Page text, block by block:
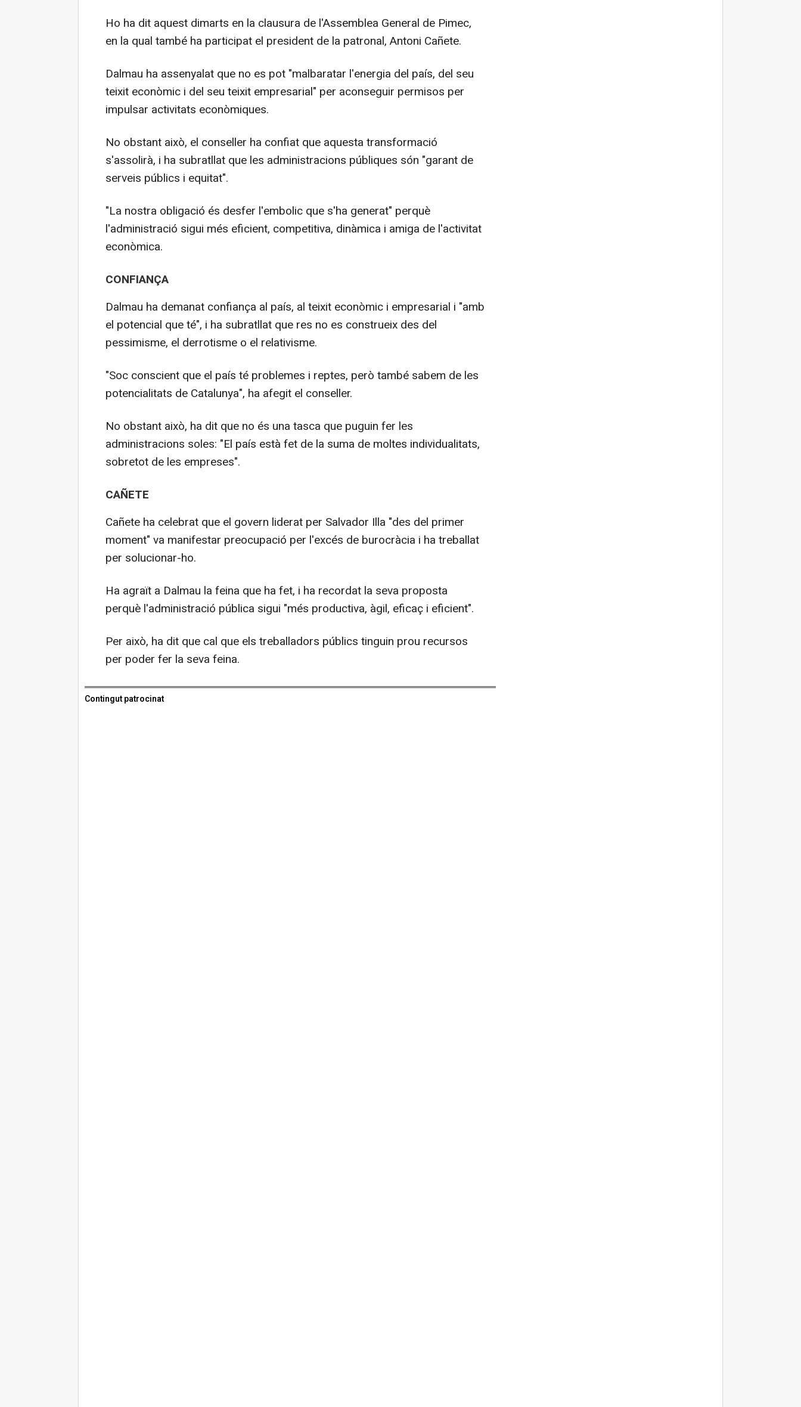
Ho ha dit aquest dimarts en la clausura de l'Assemblea General de Pimec,
en la qual també ha participat el president de la patronal, Antoni Cañete.
Dalmau ha assenyalat que no es pot "malbaratar l'energia del país, del seu
teixit econòmic i del seu teixit empresarial" per aconseguir permisos per
impulsar activitats econòmiques.
No obstant això, el conseller ha confiat que aquesta transformació
s'assolirà, i ha subratllat que les administracions públiques són "garant de
serveis públics i equitat".
"La nostra obligació és desfer l'embolic que s'ha generat" perquè
l'administració sigui més eficient, competitiva, dinàmica i amiga de l'activitat
econòmica.
CONFIANÇA
Dalmau ha demanat confiança al país, al teixit econòmic i empresarial i "amb
el potencial que té", i ha subratllat que res no es construeix des del
pessimisme, el derrotisme o el relativisme.
"Soc conscient que el país té problemes i reptes, però també sabem de les
potencialitats de Catalunya", ha afegit el conseller.
No obstant això, ha dit que no és una tasca que puguin fer les
administracions soles: "El país està fet de la suma de moltes individualitats,
sobretot de les empreses".
CAÑETE
Cañete ha celebrat que el govern liderat per Salvador Illa "des del primer
moment" va manifestar preocupació per l'excés de burocràcia i ha treballat
per solucionar-ho.
Ha agraït a Dalmau la feina que ha fet, i ha recordat la seva proposta
perquè l'administració pública sigui "més productiva, àgil, eficaç i eficient".
Per això, ha dit que cal que els treballadors públics tinguin prou recursos
per poder fer la seva feina.
Contingut patrocinat